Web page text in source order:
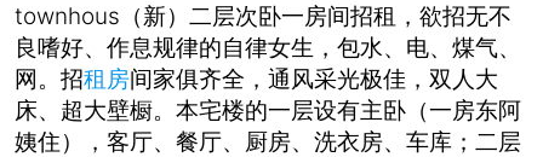
townhous（新）二层次卧一房间招租，欲招无不
良嗜好、作息规律的自律女生，包水、电、煤气、
网。招租房间家俱齐全，通风采光极佳，双人大
床、超大壁橱。本宅楼的一层设有主卧（一房东阿
姨住），客厅、餐厅、厨房、洗衣房、车库；二层